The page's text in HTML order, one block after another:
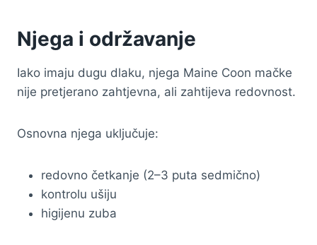
Njega i održavanje
Iako imaju dugu dlaku, njega Maine Coon mačke
nije pretjerano zahtjevna, ali zahtijeva redovnost.
Osnovna njega uključuje:
redovno četkanje (2–3 puta sedmično)
kontrolu ušiju
higijenu zuba